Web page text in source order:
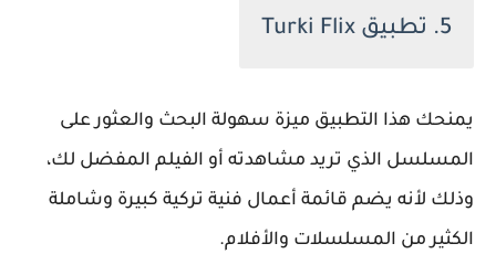
5. تطبيق Turki Flix
يمنحك هذا التطبيق ميزة سهولة البحث والعثور على
المسلسل الذي تريد مشاهدته أو الفيلم المفضل لك،
وذلك لأنه يضم قائمة أعمال فنية تركية كبيرة وشاملة
الكثير من المسلسلات والأفلام.